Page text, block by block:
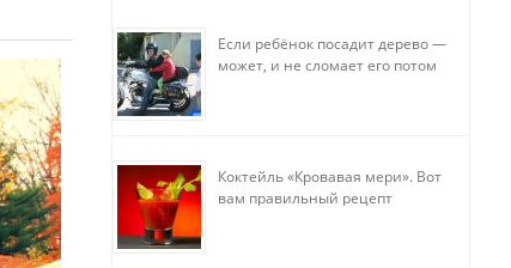
Если ребёнок посадит дерево —
может, и не сломает его потом
Коктейль «Кровавая мери». Вот
вам правильный рецепт